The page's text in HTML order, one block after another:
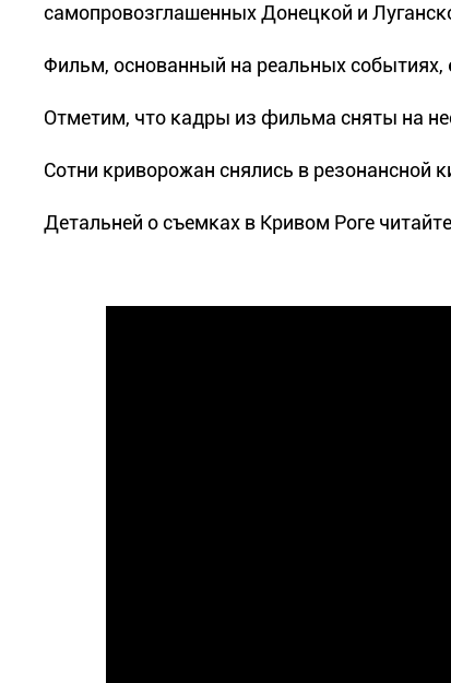
самопровозглашенных Донецкой и
Фильм, основанный на реальных событиях,
Отметим, что кадры из фильма сняты на
Сотни криворожан снялись в резонансной
Детальней о съемках в Кривом Роге читайте